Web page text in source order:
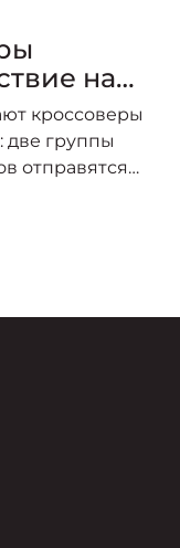
на
кроссоверы
две группы
отправятся